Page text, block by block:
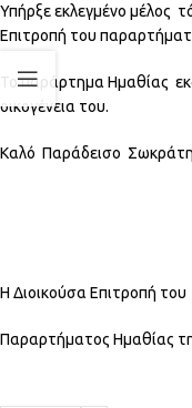
Υπήρξε εκλεγμένο μέλος
Επιτροπή του
Το παράρτημα Ημαθίας
οικογένεια του.
Καλό Παράδεισο
H Διοικούσα Επιτροπή του
Παραρτήματος Ημαθίας